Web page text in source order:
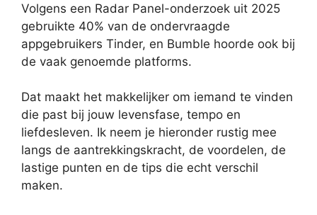
Volgens een Radar Panel-onderzoek uit 2025
gebruikte 40% van de ondervraagde
appgebruikers Tinder, en Bumble hoorde ook bij
de vaak genoemde platforms.
Dat maakt het makkelijker om iemand te vinden
die past bij jouw levensfase, tempo en
liefdesleven. Ik neem je hieronder rustig mee
langs de aantrekkingskracht, de voordelen, de
lastige punten en de tips die echt verschil
maken.